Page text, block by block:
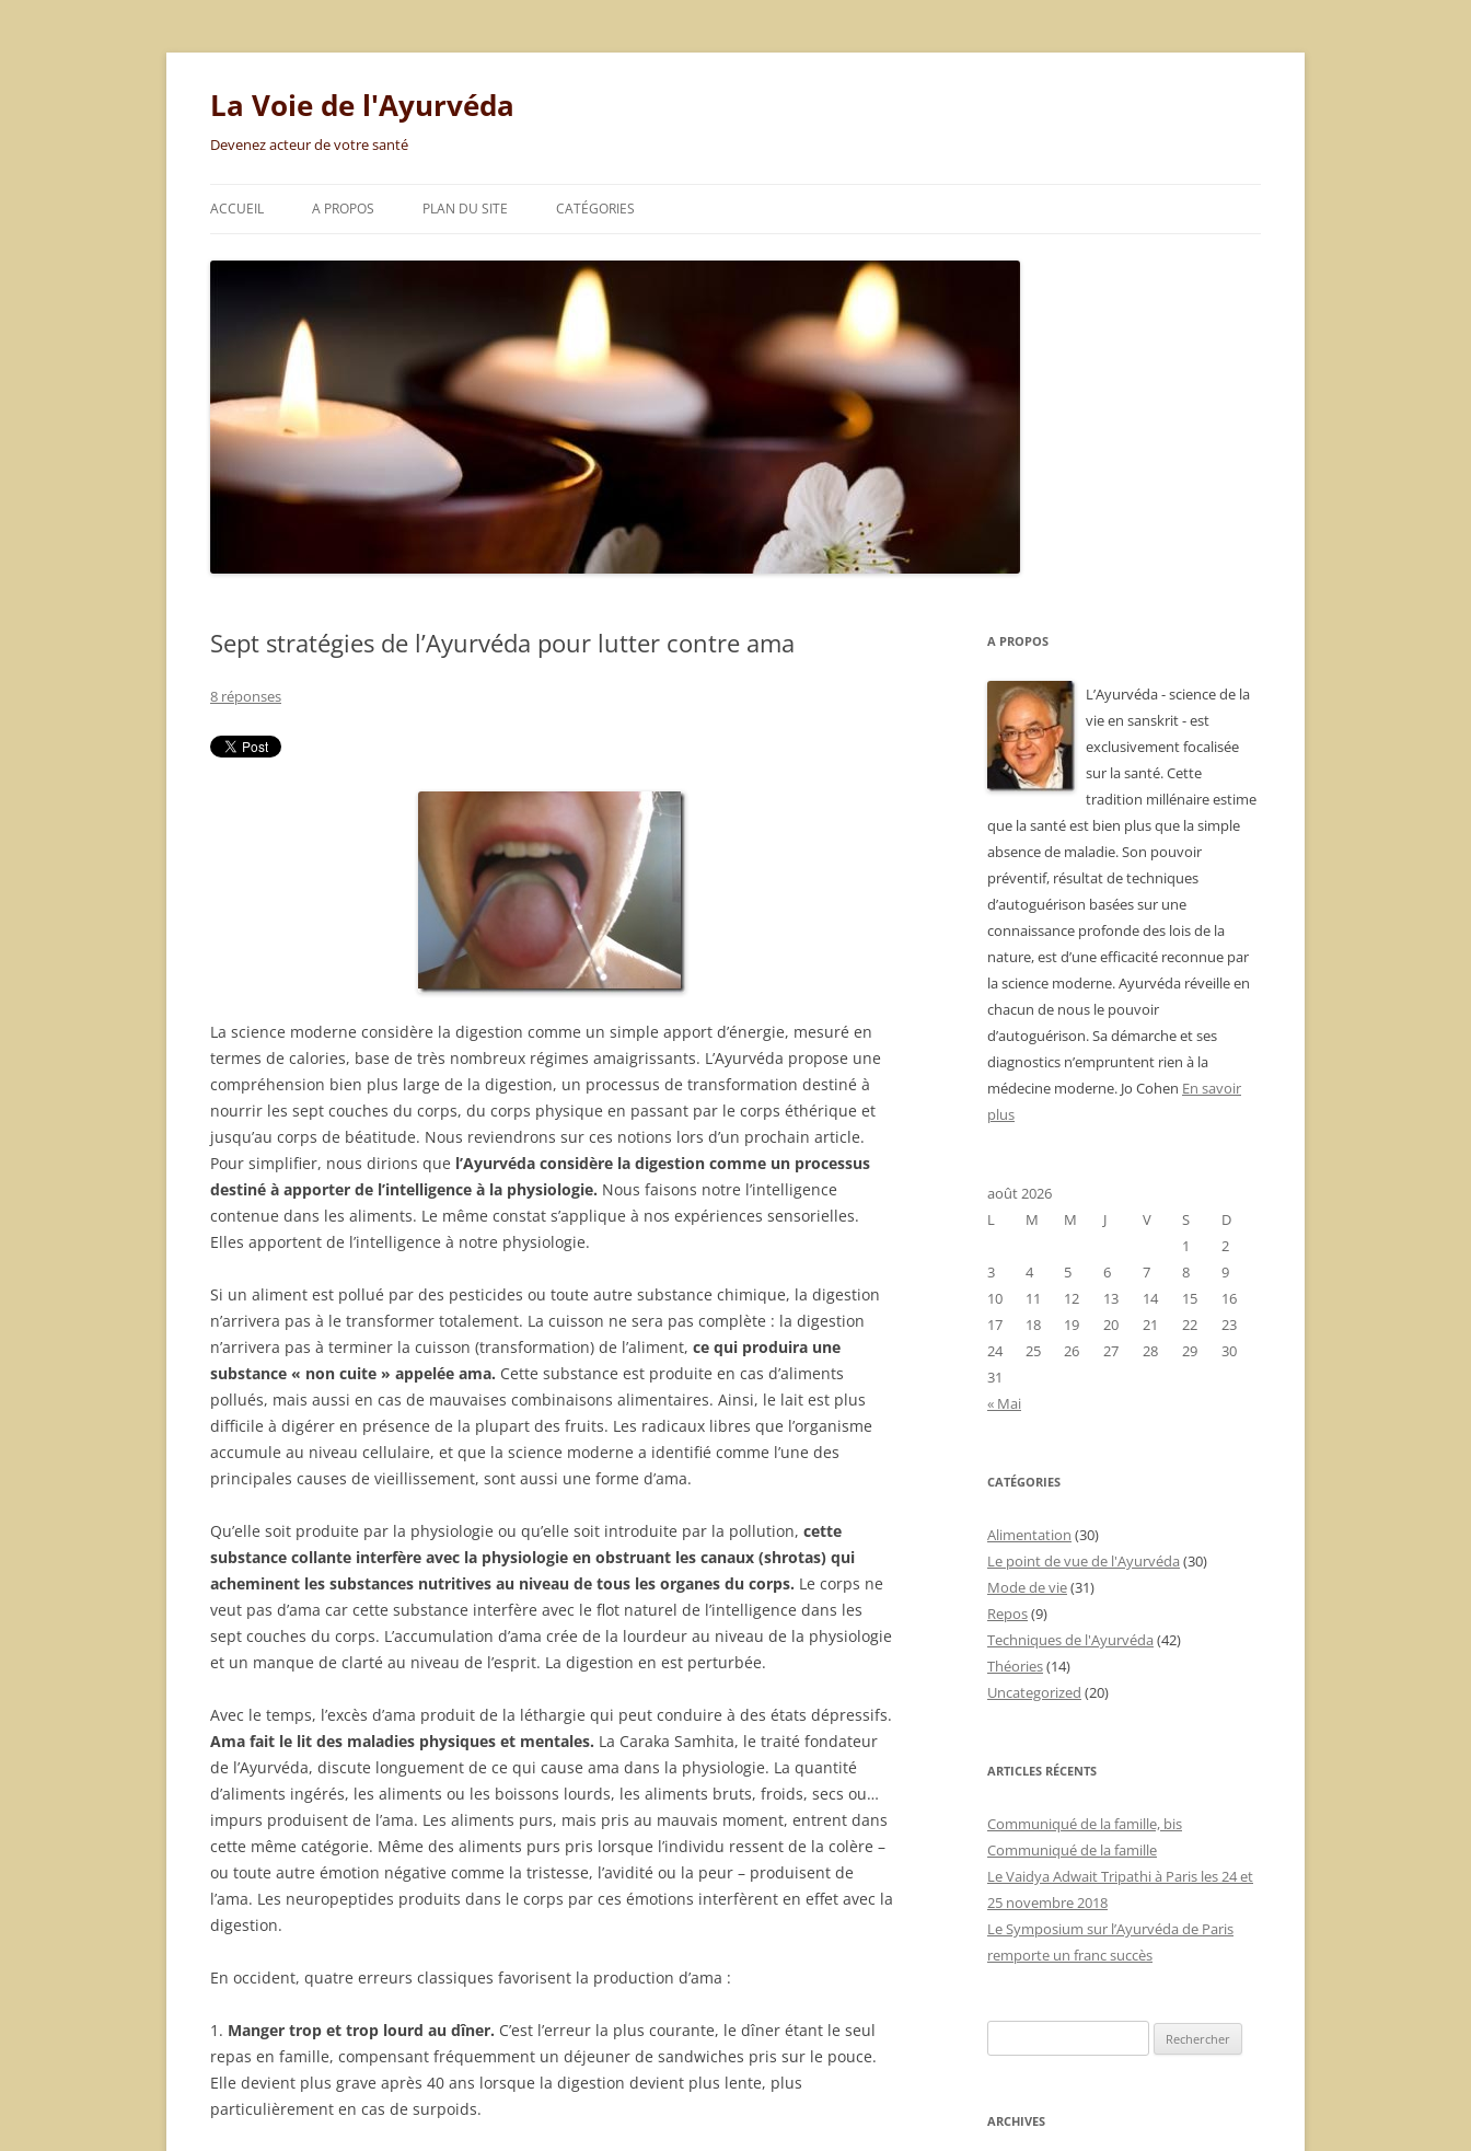
Aller
La Voie de l'Ayurvéda
Devenez acteur de votre santé
ACCUEIL A PROPOS PLAN DU SITE CATÉGORIES
ALIMENTATION
REPOS
LE POINT DE VUE DE L’AYURVÉDA
TECHNIQUES DE L’AYURVÉDA
THÉORIES
Sept stratégies de l’Ayurvéda pour lutter contre ama
8 réponses
La science moderne considère la digestion comme un simple apport d’énergie, mesuré en
termes de calories, base de très nombreux régimes amaigrissants. L’Ayurvéda propose une
compréhension bien plus large de la digestion, un processus de transformation destiné à
nourrir les sept couches du corps, du corps physique en passant par le corps éthérique et
jusqu’au corps de béatitude. Nous reviendrons sur ces notions lors d’un prochain article.
Pour simplifier, nous dirions que l’Ayurvéda considère la digestion comme un processus
destiné à apporter de l’intelligence à la physiologie. Nous faisons notre l’intelligence
contenue dans les aliments. Le même constat s’applique à nos expériences sensorielles.
Elles apportent de l’intelligence à notre physiologie.
Si un aliment est pollué par des pesticides ou toute autre substance chimique, la digestion
n’arrivera pas à le transformer totalement. La cuisson ne sera pas complète : la digestion
n’arrivera pas à terminer la cuisson (transformation) de l’aliment, ce qui produira une
substance « non cuite » appelée ama. Cette substance est produite en cas d’aliments
pollués, mais aussi en cas de mauvaises combinaisons alimentaires. Ainsi, le lait est plus
difficile à digérer en présence de la plupart des fruits. Les radicaux libres que l’organisme
accumule au niveau cellulaire, et que la science moderne a identifié comme l’une des
principales causes de vieillissement, sont aussi une forme d’ama.
Qu’elle soit produite par la physiologie ou qu’elle soit introduite par la pollution, cette
substance collante interfère avec la physiologie en obstruant les canaux (shrotas) qui
acheminent les substances nutritives au niveau de tous les organes du corps. Le corps ne
veut pas d’ama car cette substance interfère avec le flot naturel de l’intelligence dans les
sept couches du corps. L’accumulation d’ama crée de la lourdeur au niveau de la physiologie
et un manque de clarté au niveau de l’esprit. La digestion en est perturbée.
Avec le temps, l’excès d’ama produit de la léthargie qui peut conduire à des états dépressifs.
Ama fait le lit des maladies physiques et mentales. La Caraka Samhita, le traité fondateur
de l’Ayurvéda, discute longuement de ce qui cause ama dans la physiologie. La quantité
d’aliments ingérés, les aliments ou les boissons lourds, les aliments bruts, froids, secs ou…
impurs produisent de l’ama. Les aliments purs, mais pris au mauvais moment, entrent dans
cette même catégorie. Même des aliments purs pris lorsque l’individu ressent de la colère –
ou toute autre émotion négative comme la tristesse, l’avidité ou la peur – produisent de
l’ama. Les neuropeptides produits dans le corps par ces émotions interfèrent en effet avec la
digestion.
En occident, quatre erreurs classiques favorisent la production d’ama :
1. Manger trop et trop lourd au dîner. C’est l’erreur la plus courante, le dîner étant le seul
repas en famille, compensant fréquemment un déjeuner de sandwiches pris sur le pouce.
Elle devient plus grave après 40 ans lorsque la digestion devient plus lente, plus
particulièrement en cas de surpoids.
A PROPOS
L’Ayurvéda - science de la
vie en sanskrit - est
exclusivement focalisée
sur la santé. Cette
tradition millénaire estime
que la santé est bien plus que la simple
absence de maladie. Son pouvoir
préventif, résultat de techniques
d’autoguérison basées sur une
connaissance profonde des lois de la
nature, est d’une efficacité reconnue par
la science moderne. Ayurvéda réveille en
chacun de nous le pouvoir
d’autoguérison. Sa démarche et ses
diagnostics n’empruntent rien à la
médecine moderne. Jo Cohen En savoir
plus
août 2026
L
M M J V S
D
1
2
3
4 5 6 7 8
9
10
11 12 13 14 15
16
17
18 19 20 21 22
23
24
25 26 27 28 29
30
31
« Mai
CATÉGORIES
Alimentation (30)
Le point de vue de l'Ayurvéda (30)
Mode de vie(31)
Repos(9)
Techniques de l'Ayurvéda (42)
Théories(14)
Uncategorized (20)
ARTICLES RÉCENTS
Communiqué de la famille, bis
Communiqué de la famille
Le Vaidya Adwait Tripathi à Paris les 24 et
25 novembre 2018
Le Symposium sur l’Ayurvéda de Paris
remporte un franc succès
ARCHIVES